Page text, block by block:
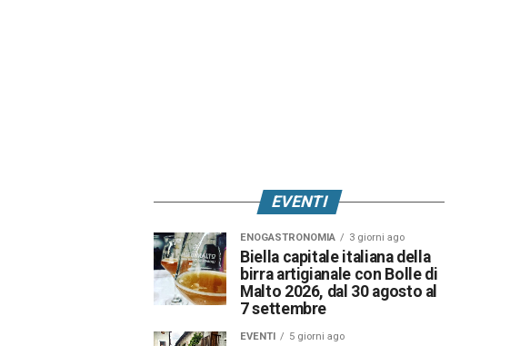
EVENTI
ENOGASTRONOMIA 3 giorni ago
Biella capitale italiana della
birra artigianale con Bolle di
Malto 2026, dal 30 agosto al
7 settembre
EVENTI 5 giorni ago